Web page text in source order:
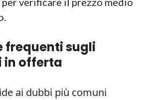
frequenti sugli
in offerta
ai dubbi più comuni